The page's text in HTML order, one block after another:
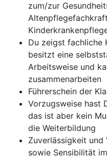
zum/zur
Du zeigst fachliche
besitzt eine
Arbeitsweise und
zusammenarbeiten
Führerschein der
Vorzugsweise hast
das ist aber kein
die Weiterbildung
Zuverlässigkeit
sowie Sensibilität